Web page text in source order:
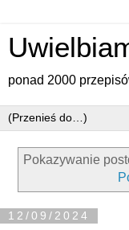
ponad 2000
Pokazywanie
12/09/2024